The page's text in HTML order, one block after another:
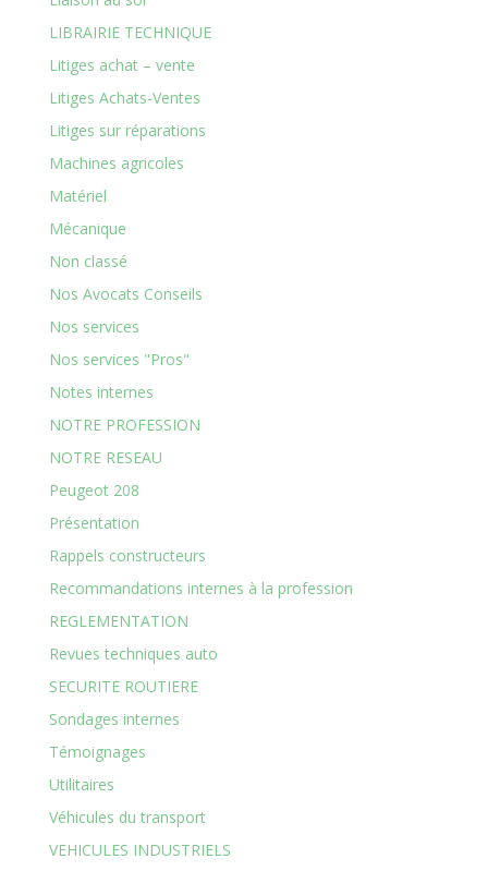
LIBRAIRIE TECHNIQUE
Litiges achat – vente
Litiges Achats-Ventes
Litiges sur réparations
Machines agricoles
Matériel
Mécanique
Non classé
Nos Avocats Conseils
Nos services
Nos services "Pros"
Notes internes
NOTRE PROFESSION
NOTRE RESEAU
Peugeot 208
Présentation
Rappels constructeurs
Recommandations internes à la profession
REGLEMENTATION
Revues techniques auto
SECURITE ROUTIERE
Sondages internes
Témoignages
Utilitaires
Véhicules du transport
VEHICULES INDUSTRIELS